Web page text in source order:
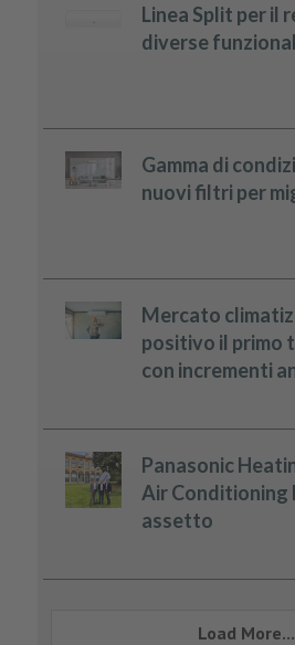
Linea Split per il
diverse
Gamma di
nuovi filtri per
Mercato
positivo il primo
con incrementi
Panasonic
Air Conditioning
assetto
Load More...